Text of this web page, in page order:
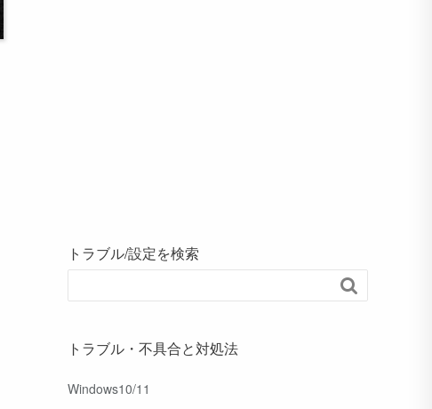
トラブル/設定を検索

トラブル・不具合と対処法
Windows10/11